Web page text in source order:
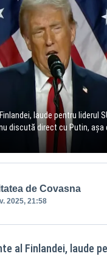
laude pentru liderul
discută direct cu Putin, aşa
de Covasna
2025, 21:58
al Finlandei, laude